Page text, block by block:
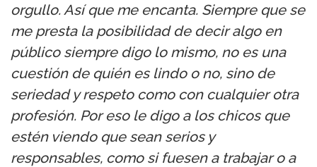
orgullo. Así que me encanta. Siempre que se
me presta la posibilidad de decir algo en
público siempre digo lo mismo, no es una
cuestión de quién es lindo o no, sino de
seriedad y respeto como con cualquier otra
profesión. Por eso le digo a los chicos que
estén viendo que sean serios y
responsables, como si fuesen a trabajar o a